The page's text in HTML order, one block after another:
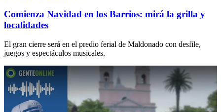
Comienza Navidad en los Barrios: mirá la grilla y
localidades
El gran cierre será en el predio ferial de Maldonado con desfile,
juegos y espectáculos musicales.